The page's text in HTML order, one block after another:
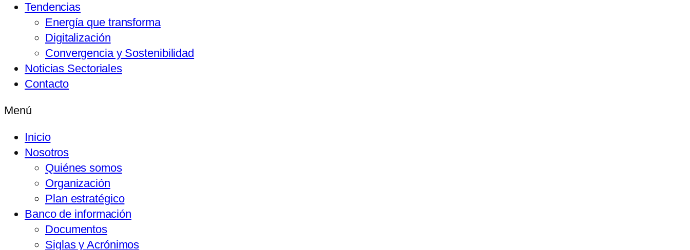
Tendencias
Energía que transforma
Digitalización
Convergencia y Sostenibilidad
Noticias Sectoriales
Contacto
Menú
Inicio
Nosotros
Quiénes somos
Organización
Plan estratégico
Banco de información
Documentos
Siglas y Acrónimos